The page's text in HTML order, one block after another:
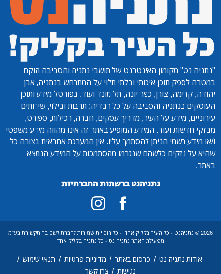
"נתניה נט" מקומון האינטרנט של תושבי נתניה והסביבה הוקם
במטרה לספק תוכן איכותי ובלתי תלוי על המתרחש בנתניה, אבן
יהודה, קדימה, צורן, כפר יונה, תל מונד ועוד. בפורטל מידע ותוכן
העוסקים בנתניה והסביבה על כל רבדיה: תרבות ובילוי, שירותים
עירוניים, מידע על העיר, מדריך עסקים, חברה, רכילות, ספורט,
מבזקי חדשות ועוד. המידע המופיע באתר זה אינו מהווה מידע משפטי
ו/או מידע רשמי הניתן להסתמך עליו. אין המערכת אחראית בצורה כל
שהיא על נזקים כלשהם שנגרמו מהסתמכות על המידע הנמצא
באתר.
נתניהנט ברשתות החברתיות
2026 © נתניהנט - כל העיר בקליק אחד! - כל הזכויות שמורות לחברת לשם בר תקשורת בע"מ
מפעילת האתר נתניה נט - כל נתניה בקליק אחד
אודות נתניה נט / פרסום באתר / מדיניות פרטיות / תנאי שימוש /
נגישות / צרו קשר